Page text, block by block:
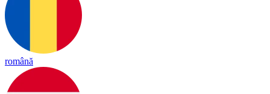
română